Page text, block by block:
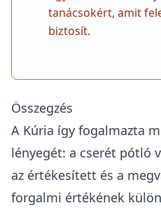
számít. Ajándékozás,
átruházás esetén más
cserepótló vételnél nem
elnevezését kell nézni,
történt-e tényleges,
megvalósuló